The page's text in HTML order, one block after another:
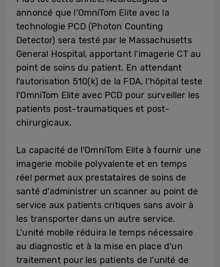
annoncé que l’OmniTom Elite avec la
technologie PCD (Photon Counting
Detector) sera testé par le Massachusetts
General Hospital, apportant l’imagerie CT au
point de soins du patient. En attendant
l’autorisation 510(k) de la FDA, l’hôpital teste
l’OmniTom Elite avec PCD pour surveiller les
patients post-traumatiques et post-
chirurgicaux.
La capacité de l’OmniTom Elite à fournir une
imagerie mobile polyvalente et en temps
réel permet aux prestataires de soins de
santé d’administrer un scanner au point de
service aux patients critiques sans avoir à
les transporter dans un autre service.
L’unité mobile réduira le temps nécessaire
au diagnostic et à la mise en place d’un
traitement pour les patients de l’unité de